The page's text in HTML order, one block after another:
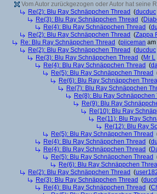
Vom Autor zurückgezogen oder Autor hat seine
Re(2): Blu Ray Schnäppchen Thread (ducduc
Re(3): Blu Ray Schnäppchen Thread (
Re(4): Blu Ray Schnäppchen Thread (
Re(2): Blu Ray Schnäppchen Thread (Zappa
Re: Blu Ray Schnäppchen Thread (piiceman
Re(2): Blu Ray Schnäppchen Thread (ducduc
Re(3): Blu Ray Schnäppchen Thread (Mr L
Re(4): Blu Ray Schnäppchen Thread (
Re(5): Blu Ray Schnäppchen Thread
Re(6): Blu Ray Schnäppchen
Re(7): Blu Ray Schnäppchen
Re(8): Blu Ray Schnäppchen
Re(9): Blu Ray
Re(10): Blu Ray
Re(11): Blu Ray
Re(12): Blu Ray
Re(5): Blu Ray Schnäppchen Thread
Re(4): Blu Ray Schnäppchen Thread (
Re(4): Blu Ray Schnäppchen Thread (
Re(5): Blu Ray Schnäppchen Thread
Re(6): Blu Ray Schnäppchen
Re(2): Blu Ray Schnäppchen Thread (
Re(3): Blu Ray Schnäppchen Thread (
Re(4): Blu Ray Schnäppchen Thread (